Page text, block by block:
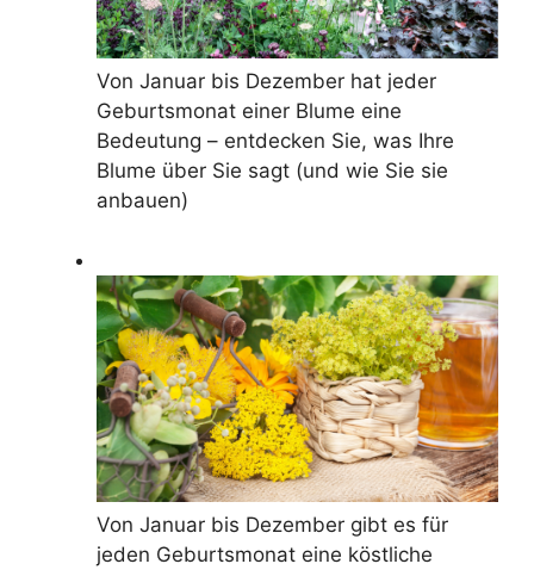
Von Januar bis Dezember hat jeder
Geburtsmonat einer Blume eine
Bedeutung – entdecken Sie, was Ihre
Blume über Sie sagt (und wie Sie sie
anbauen)
Von Januar bis Dezember gibt es für
jeden Geburtsmonat eine köstliche